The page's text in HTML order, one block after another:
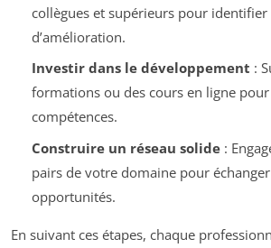
collègues et supérieurs pour identifier
d’amélioration.
Investir dans le développement :
formations ou des cours en ligne
compétences.
Construire un réseau solide:
pairs de votre domaine pour
opportunités.
En suivant ces étapes, chaque